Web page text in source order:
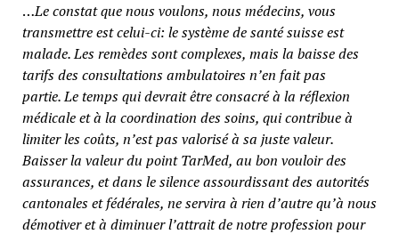
…Le constat que nous voulons, nous médecins, vous
transmettre est celui-ci: le système de santé suisse est
malade. Les remèdes sont complexes, mais la baisse des
tarifs des consultations ambulatoires n’en fait pas
partie.Le temps qui devrait être consacré à la réflexion
médicale et à la coordination des soins, qui contribue à
limiter les coûts, n’est pas valorisé à sa juste valeur.
Baisser la valeur du point TarMed, au bon vouloir des
assurances, et dans le silence assourdissant des autorités
cantonales et fédérales, ne servira à rien d’autre qu’à nous
démotiver et à diminuer l’attrait de notre profession pour